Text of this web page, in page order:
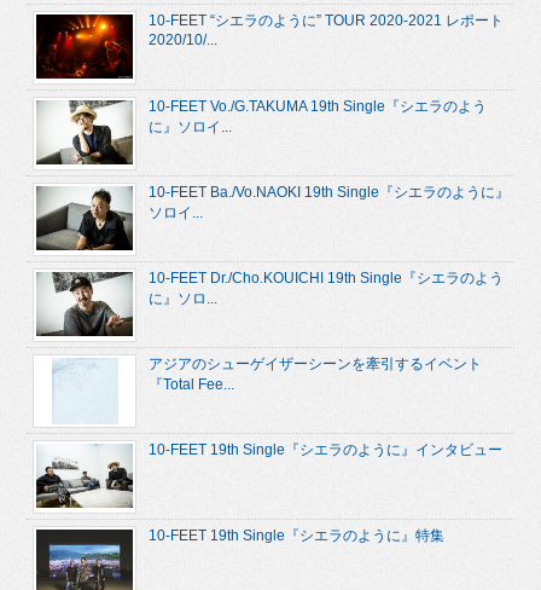
10-FEET “シエラのように” TOUR 2020-2021 レポート
2020/10/...
10-FEET Vo./G.TAKUMA 19th Single『シエラのよう
に』ソロイ...
10-FEET Ba./Vo.NAOKI 19th Single『シエラのように』
ソロイ...
10-FEET Dr./Cho.KOUICHI 19th Single『シエラのよう
に』ソロ...
アジアのシューゲイザーシーンを牽引するイベント
『Total Fee...
10-FEET 19th Single『シエラのように』インタビュー
10-FEET 19th Single『シエラのように』特集